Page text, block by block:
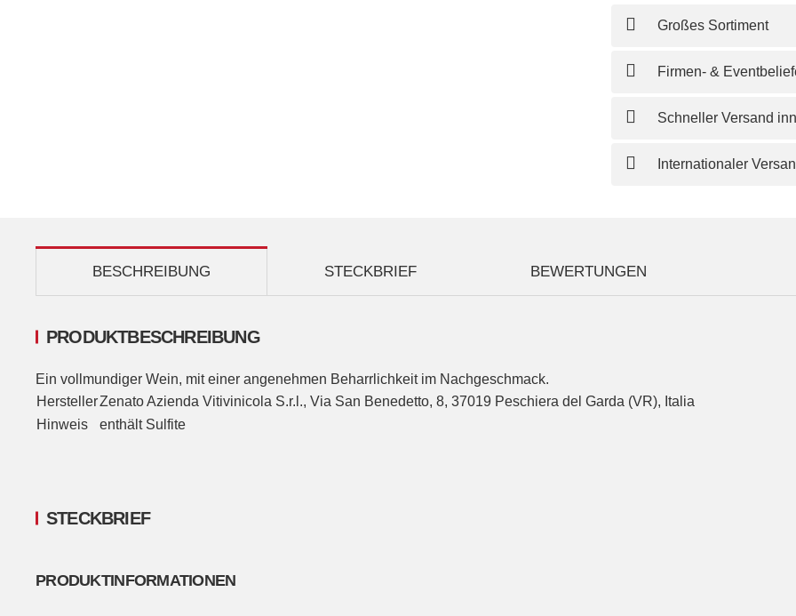
Großes Sortiment
Firmen- &
Schneller Versand
Internationaler
STECKBRIEF
BESCHREIBUNG BEWERTUNGEN
STECKBRIEF
PRODUKTINFORMATIONEN
PRODUKTBESCHREIBUNG
Ein vollmundiger Wein, mit einer angenehmen Beharrlichkeit im Nachgeschmack.
HerstellerZenato Azienda Vitivinicola S.r.l., Via San Benedetto, 8, 37019 Peschiera del Garda (VR), Italia
Hinweis
enthält Sulfite